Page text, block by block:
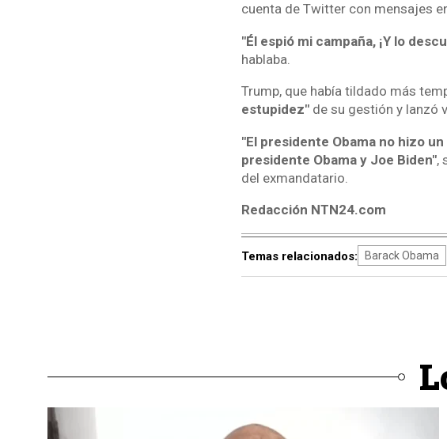
cuenta de Twitter con mensajes
"Él espió mi campaña, ¡Y lo
hablaba.
Trump, que había tildado más
estupidez"de su gestión y lanzó
"El presidente Obama no hizo
presidente Obama y Joe Biden",
del exmandatario.
Redacción NTN24.com
Temas relacionados: Barack Obama